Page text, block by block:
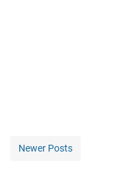
Newer Posts